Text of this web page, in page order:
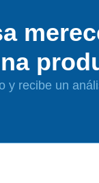
y recibe un